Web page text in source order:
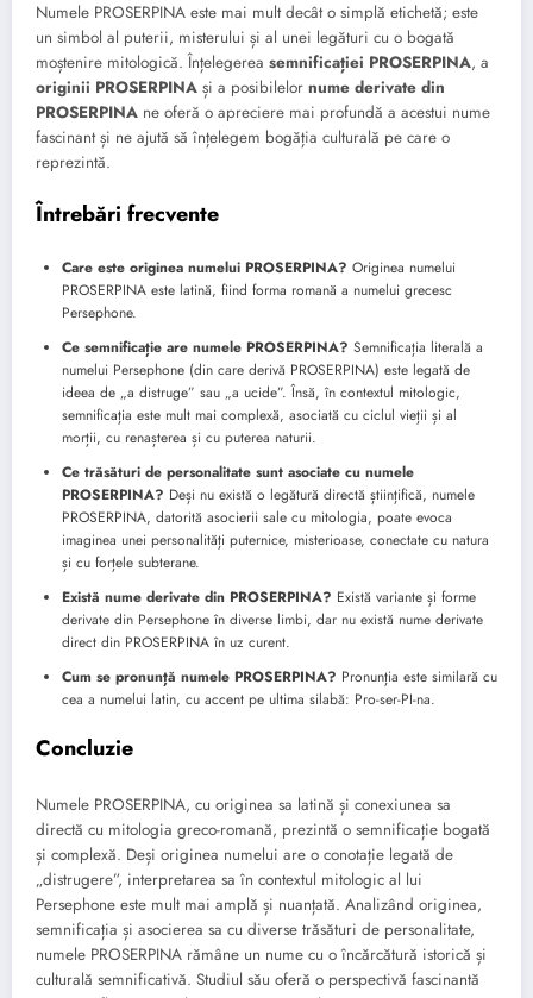
Numele PROSERPINA este mai mult decât o simplă etichetă; este
un simbol al puterii, misterului și al unei legături cu o bogată
moștenire mitologică. Înțelegerea semnificației PROSERPINA, a
originii PROSERPINA și a posibilelor nume derivate din
PROSERPINA ne oferă o apreciere mai profundă a acestui nume
fascinant și ne ajută să înțelegem bogăția culturală pe care o
reprezintă.
Întrebări frecvente
Care este originea numelui PROSERPINA? Originea numelui
PROSERPINA este latină, fiind forma romană a numelui grecesc
Persephone.
Ce semnificație are numele PROSERPINA? Semnificația literală a
numelui Persephone (din care derivă PROSERPINA) este legată de
ideea de „a distruge” sau „a ucide”. Însă, în contextul mitologic,
semnificația este mult mai complexă, asociată cu ciclul vieții și al
morții, cu renașterea și cu puterea naturii.
Ce trăsături de personalitate sunt asociate cu numele
PROSERPINA? Deși nu există o legătură directă științifică, numele
PROSERPINA, datorită asocierii sale cu mitologia, poate evoca
imaginea unei personalități puternice, misterioase, conectate cu natura
și cu forțele subterane.
Există nume derivate din PROSERPINA? Există variante și forme
derivate din Persephone în diverse limbi, dar nu există nume derivate
direct din PROSERPINA în uz curent.
Cum se pronunță numele PROSERPINA? Pronunția este similară cu
cea a numelui latin, cu accent pe ultima silabă: Pro-ser-PI-na.
Concluzie
Numele PROSERPINA, cu originea sa latină și conexiunea sa
directă cu mitologia greco-romană, prezintă o semnificație bogată
și complexă. Deși originea numelui are o conotație legată de
„distrugere”, interpretarea sa în contextul mitologic al lui
Persephone este mult mai amplă și nuanțată. Analizând originea,
semnificația și asocierea sa cu diverse trăsături de personalitate,
numele PROSERPINA rămâne un nume cu o încărcătură istorică și
culturală semnificativă. Studiul său oferă o perspectivă fascinantă